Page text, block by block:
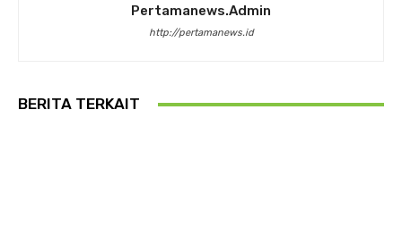
Pertamanews.admin
http://pertamanews.id
BERITA TERKAIT